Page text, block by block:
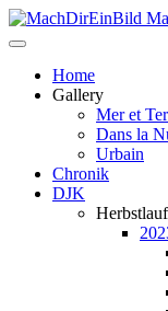
Home
Gallery
Mer et
Dans la
Urbain
Chronik
DJK
Herbstlauf